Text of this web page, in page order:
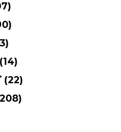
(14)
(22)